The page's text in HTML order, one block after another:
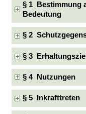
§ 1 Bestimmung
Bedeutung
§ 2
§ 3
§ 4 Nutzungen
§ 5 Inkrafttreten